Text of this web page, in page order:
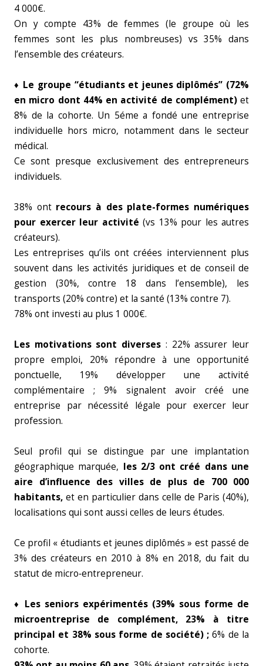
4 000€.
On y compte 43% de femmes (le groupe où les
femmes sont les plus nombreuses) vs 35% dans
l’ensemble des créateurs.
♦ Le groupe “étudiants et jeunes diplômés” (72%
en micro dont 44% en activité de complément) et
8% de la cohorte. Un 5éme a fondé une entreprise
individuelle hors micro, notamment dans le secteur
médical.
Ce sont presque exclusivement des entrepreneurs
individuels.
38% ont recours à des plate-formes numériques
pour exercer leur activité (vs 13% pour les autres
créateurs).
Les entreprises qu’ils ont créées interviennent plus
souvent dans les activités juridiques et de conseil de
gestion (30%, contre 18 dans l’ensemble), les
transports (20% contre) et la santé (13% contre 7).
78% ont investi au plus 1 000€.
Les motivations sont diverses : 22% assurer leur
propre emploi, 20% répondre à une opportunité
ponctuelle, 19% développer une activité
complémentaire ; 9% signalent avoir créé une
entreprise par nécessité légale pour exercer leur
profession.
Seul profil qui se distingue par une implantation
géographique marquée, les 2/3 ont créé dans une
aire d’influence des villes de plus de 700 000
habitants, et en particulier dans celle de Paris (40%),
localisations qui sont aussi celles de leurs études.
Ce profil « étudiants et jeunes diplômés » est passé de
3% des créateurs en 2010 à 8% en 2018, du fait du
statut de micro‑entrepreneur.
♦ Les seniors expérimentés (39% sous forme de
microentreprise de complément, 23% à titre
principal et 38% sous forme de société) ;6% de la
cohorte.